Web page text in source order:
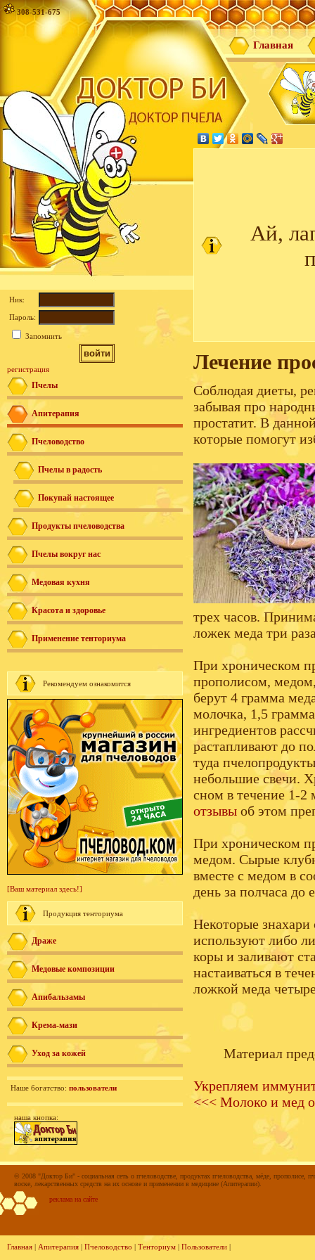
308-531-675
Главная
Ник:
Пароль:
Запомнить
регистрация
Пчелы
Апитерапия
Пчеловодство
Пчелы в радость
Покупай настоящее
Продукты пчеловодства
Пчелы вокруг нас
Медовая кухня
Красота и здоровье
Применение тенториума
Рекомендуем ознакомится
[Ваш материал здесь!]
Продукция тенториума
Драже
Медовые композиции
Апибальзамы
Крема-мази
Уход за кожей
Наше богатство: пользователи
наша кнопка:
Ай,
Лечение
Соблюдая диеты,
забывая про
простатит. В
которые помогут
трех часов.
ложек меда три
При хроническом
прополисом,
берут 4 грамма
молочка, 1,5
ингредиентов
растапливают до
туда
небольшие свечи.
сном в течение 1-2
отзывы об этом
При хроническом
медом. Сырые
вместе с медом в
день за полчаса
Некоторые
используют либо
коры и заливают
настаиваться в
ложкой меда
Материал
Укрепляем
<<< Молоко и мед
© 2008 "Доктор Би" - социальная сеть о пчеловодстве, продуктах пчеловодства, мёде, прополисе,
воске, лекарственных средств на их основе и применении в медицине (Апитерапии).
реклама на сайте
Главная | Апитерапия | Пчеловодство | Тенториум | Пользователи |